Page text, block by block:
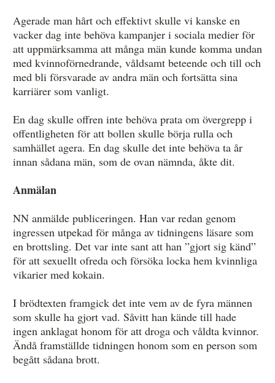
Agerade man hårt och effektivt skulle vi kanske en
vacker dag inte behöva kampanjer i sociala medier för
att uppmärksamma att många män kunde komma undan
med kvinnoförnedrande, våldsamt beteende och till och
med bli försvarade av andra män och fortsätta sina
karriärer som vanligt.
En dag skulle offren inte behöva prata om övergrepp i
offentligheten för att bollen skulle börja rulla och
samhället agera. En dag skulle det inte behöva ta år
innan sådana män, som de ovan nämnda, åkte dit.
Anmälan
NN anmälde publiceringen. Han var redan genom
ingressen utpekad för många av tidningens läsare som
en brottsling. Det var inte sant att han ”gjort sig känd”
för att sexuellt ofreda och försöka locka hem kvinnliga
vikarier med kokain.
I brödtexten framgick det inte vem av de fyra männen
som skulle ha gjort vad. Såvitt han kände till hade
ingen anklagat honom för att droga och våldta kvinnor.
Ändå framställde tidningen honom som en person som
begått sådana brott.